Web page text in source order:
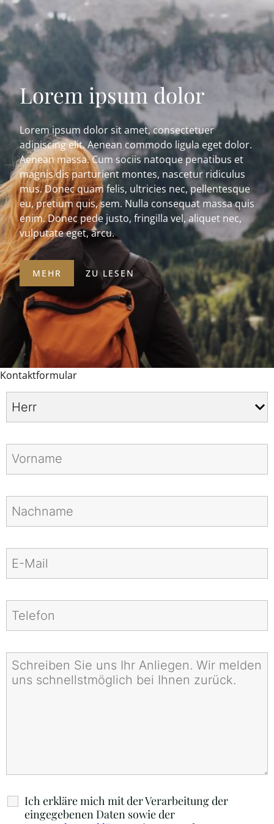
Lorem ipsum dolor
Lorem ipsum dolor sit amet, consectetuer
adipiscing elit. Aenean commodo ligula eget dolor.
Aenean massa. Cum sociis natoque penatibus et
magnis dis parturient montes, nascetur ridiculus
mus. Donec quam felis, ultricies nec, pellentesque
eu, pretium quis, sem. Nulla consequat massa quis
enim. Donec pede justo, fringilla vel, aliquet nec,
vulputate eget, arcu.
MEHR ZU LESEN
Kontaktformular
Ich erkläre mich mit der Verarbeitung der
eingegebenen Daten sowie der